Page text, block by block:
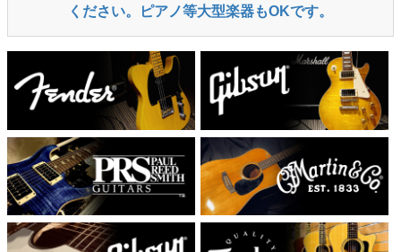
ください。ピアノ等大型楽器もOKです。